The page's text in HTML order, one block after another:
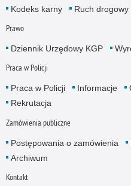
Kodeks karny
Ruch drogowy
Prawo
Dziennik Urzędowy KGP
Praca w Policji
Praca w Policji Informacje
Rekrutacja
Zamówienia publiczne
Postępowania o zamówienia
Archiwum
Kontakt